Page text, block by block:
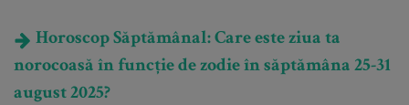
Horoscop Săptămânal: Care este ziua ta
norocoasă în funcție de zodie în săptămâna 25-31
august 2025?